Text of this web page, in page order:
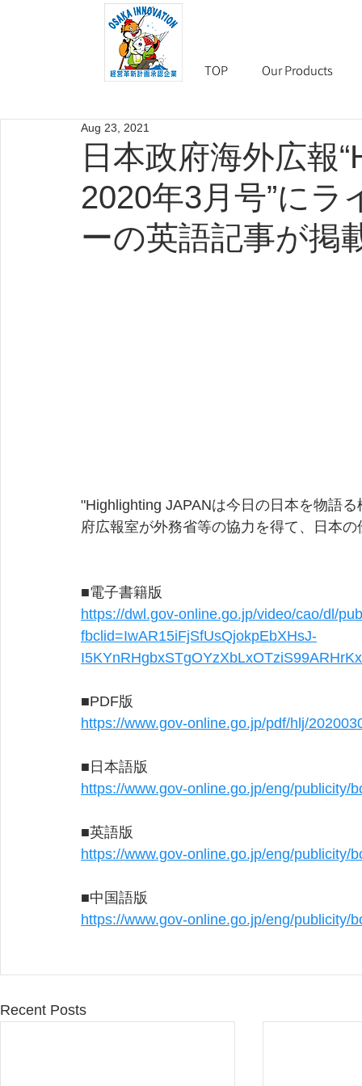
TOP Our Products
日本政府海外広報
2020年3月号”に
ーの英語記事が掲
Aug 23, 2021
"Highlighting JAPANは今日の日本を物語
府広報室が外務省等の協力を得て、日本
■電子書籍版
https://dwl.gov-online.go.jp/video/cao/dl/
fbclid=IwAR15iFjSfUsQjokpEbXHsJ-
■PDF版
https://www.gov-online.go.jp/pdf/hlj/
■日本語版
https://www.gov-online.go.jp/eng/publicity/
■英語版
https://www.gov-online.go.jp/eng/publicity/
■中国語版
https://www.gov-online.go.jp/eng/publicity/
Recent Posts